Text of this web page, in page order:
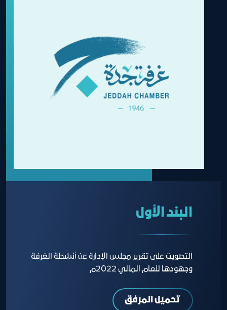
البند الأول
التصويت على تقرير مجلس الإدارة عن أنشطة الغرفة
وجهودها للعام المالي 2022م
تحميل المرفق